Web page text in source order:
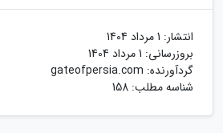
انتشار: 1 مرداد 1404
بروزرسانی: 1 مرداد 1404
گردآورنده: gateofpersia.com
شناسه مطلب: 158